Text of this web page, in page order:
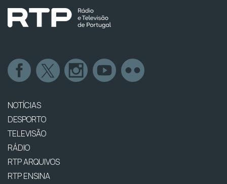
NOTÍCIAS
DESPORTO
TELEVISÃO
RÁDIO
RTP ARQUIVOS
RTP ENSINA